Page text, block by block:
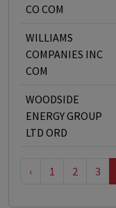
CO COM
WILLIAMS
COMPANIES INC
COM
WOODSIDE
ENERGY GROUP
LTD ORD
‹ 1 2 3